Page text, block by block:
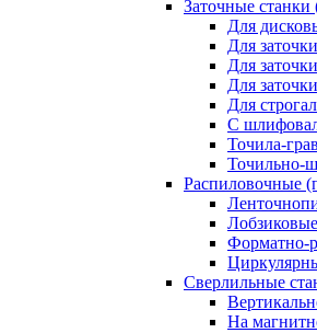
Заточные станки
Для
Для
Для
Для
Для
С
Точила-
Точильно-
Распиловочные
Лобзиковые
Форматно-
Сверлильные
На